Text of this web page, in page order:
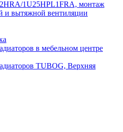
1U25HPL1FRA, монтаж
и вытяжной вентиляции
в мебельном центре
TUBOG, Верхняя